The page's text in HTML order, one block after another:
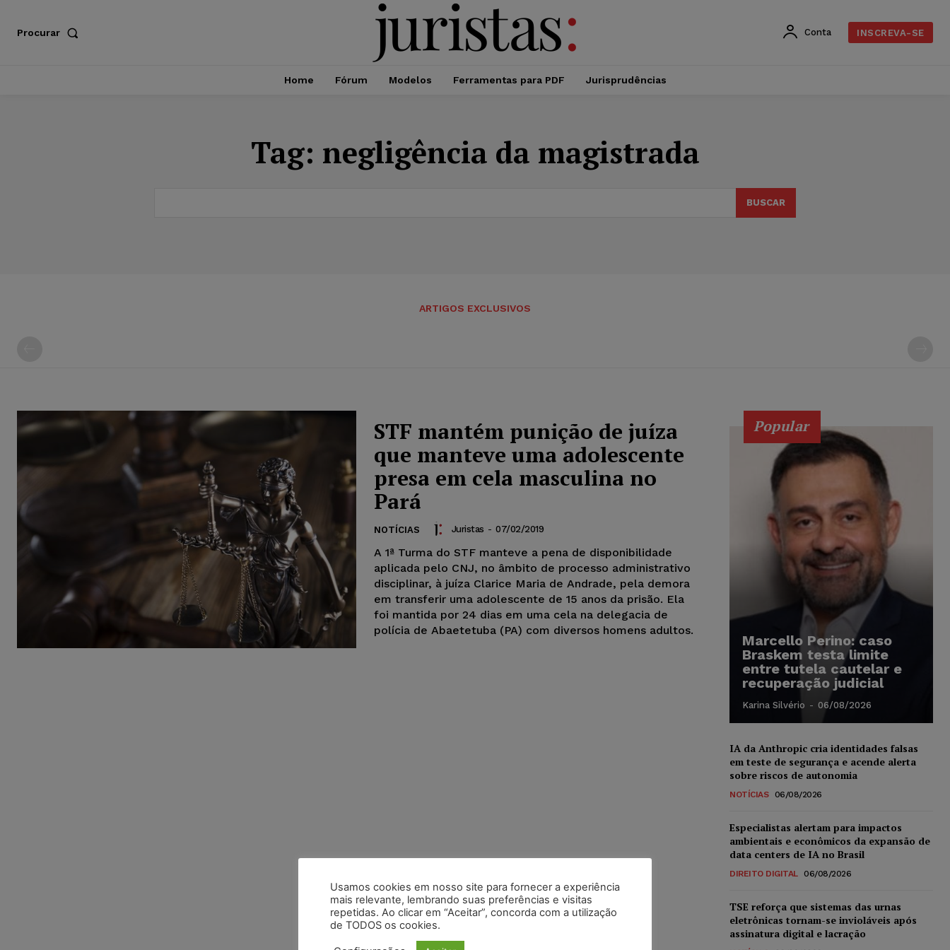
Procurar Conta INSCREVA-SE
Home Fórum Modelos Ferramentas para PDF Jurisprudências
Tag: negligência da magistrada
BUSCAR
ARTIGOS EXCLUSIVOS
STF mantém punição de juíza
que manteve uma adolescente
presa em cela masculina no
Pará
NOTÍCIAS Juristas - 07/02/2019
A 1ª Turma do STF manteve a pena de disponibilidade
aplicada pelo CNJ, no âmbito de processo administrativo
disciplinar, à juíza Clarice Maria de Andrade, pela demora
em transferir uma adolescente de 15 anos da prisão. Ela
foi mantida por 24 dias em uma cela na delegacia de
polícia de Abaetetuba (PA) com diversos homens adultos.
Popular
Marcello Perino: caso
Braskem testa limite
entre tutela cautelar e
recuperação judicial
Karina Silvério - 06/08/2026
IA da Anthropic cria identidades falsas
em teste de segurança e acende alerta
sobre riscos de autonomia
NOTÍCIAS 06/08/2026
Especialistas alertam para impactos
ambientais e econômicos da expansão de
data centers de IA no Brasil
DIREITO DIGITAL 06/08/2026
TSE reforça que sistemas das urnas
eletrônicas tornam-se invioláveis após
assinatura digital e lacração
Usamos cookies em nosso site para fornecer a experiência
mais relevante, lembrando suas preferências e visitas
repetidas. Ao clicar em “Aceitar”, concorda com a utilização
de TODOS os cookies.